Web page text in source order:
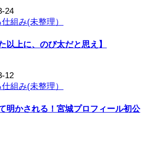
24
組み(未整理）
以上に、のび太だと思え】
12
組み(未整理）
明かされる！宮城プロフィール初公